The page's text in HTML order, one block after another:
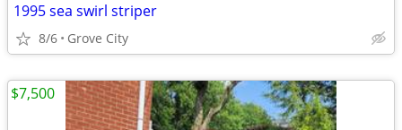
1995 sea swirl striper
8/6 Grove City
$7,500